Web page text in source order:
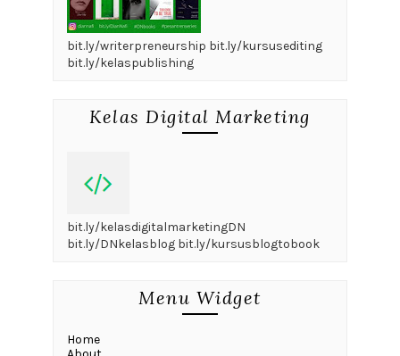
bit.ly/writerpreneurship bit.ly/kursusediting
bit.ly/kelaspublishing
Kelas Digital Marketing
bit.ly/kelasdigitalmarketingDN
bit.ly/DNkelasblog bit.ly/kursusblogtobook
Menu Widget
Home